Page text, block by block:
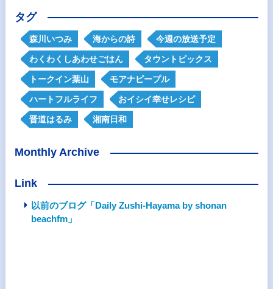
タグ
森川いつみ 海からの詩 今週の放送予定
わくわくしあわせごはん タウントピックス
トークイン葉山 モアナピープル
ハートフルライフ おイシイ幸せレシピ
晋道はるみ 湘南日和
Monthly Archive
Link
以前のブログ「Daily Zushi-Hayama by shonan
beachfm」